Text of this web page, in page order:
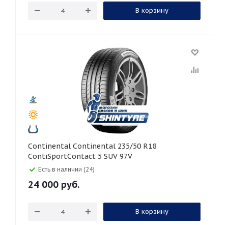
В корзину
Continental Continental 235/50 R18
ContiSportContact 5 SUV 97V
Есть в наличии (24)
24 000 руб.
В корзину